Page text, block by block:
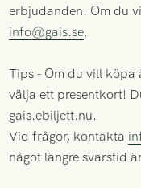
erbjudanden. Om du
info@gais.se.
Tips - Om du vill
välja ett presentkort!
gais.ebiljett.nu.
Vid frågor, kontakta
något längre svarstid